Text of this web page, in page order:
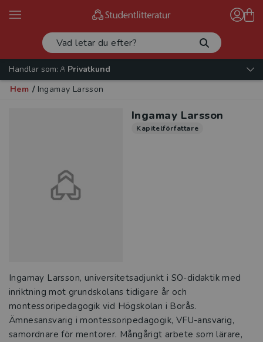
Handlar som:
Privatkund
Hem / Ingamay Larsson
Ingamay Larsson
Kapitelförfattare
Ingamay Larsson, universitetsadjunkt i SO-didaktik med
inriktning mot grundskolans tidigare år och
montessoripedagogik vid Högskolan i Borås.
Ämnesansvarig i montessoripedagogik, VFU-ansvarig,
samordnare för mentorer. Mångårigt arbete som lärare,